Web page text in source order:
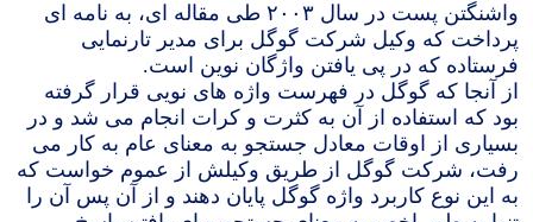
واشنگتن پست در سال ۲۰۰۳ طی مقاله ای، به نامه ای
پرداخت که وکیل شرکت گوگل برای مدیر تارنمایی
فرستاده که در پی یافتن واژگان نوین است.
از آنجا که گوگل در فهرست واژه های نویی قرار گرفته
بود که استفاده از آن به کثرت و کرات انجام می شد و در
بسیاری از اوقات معادل جستجو به معنای عام به کار می
رفت، شرکت گوگل از طریق وکیلش از عموم خواست که
به این نوع کاربرد واژه گوگل پایان دهند و از آن پس آن را